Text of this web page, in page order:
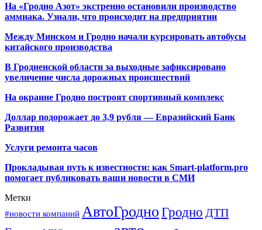
На «Гродно Азот» экстренно остановили производство
аммиака. Узнали, что происходит на предприятии
Между Минском и Гродно начали курсировать автобусы
китайского производства
В Гродненской области за выходные зафиксировано
увеличение числа дорожных происшествий
На окраине Гродно построят спортивный комплекс
Доллар подорожает до 3,9 рубля — Евразийский Банк
Развития
Услуги ремонта часов
Прокладывая путь к известности: как Smart-platform.pro
помогает публиковать ваши новости в СМИ
Метки
#новости компаний АвтоГродноГродно ДТП